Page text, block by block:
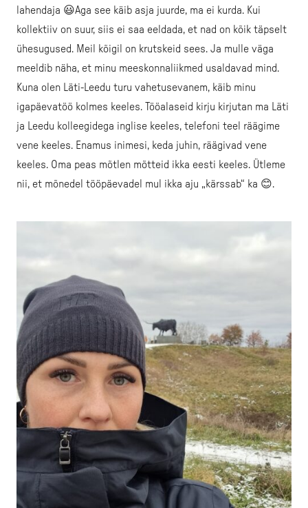
lahendaja 😃Aga see käib asja juurde, ma ei kurda. Kui
kollektiiv on suur, siis ei saa eeldada, et nad on kõik täpselt
ühesugused. Meil kõigil on krutskeid sees. Ja mulle väga
meeldib näha, et minu meeskonnaliikmed usaldavad mind.
Kuna olen Läti-Leedu turu vahetusevanem, käib minu
igapäevatöö kolmes keeles. Tööalaseid kirju kirjutan ma Läti
ja Leedu kolleegidega inglise keeles, telefoni teel räägime
vene keeles. Enamus inimesi, keda juhin, räägivad vene
keeles. Oma peas mõtlen mõtteid ikka eesti keeles. Ütleme
nii, et mõnedel tööpäevadel mul ikka aju „kärssab“ ka 😊.